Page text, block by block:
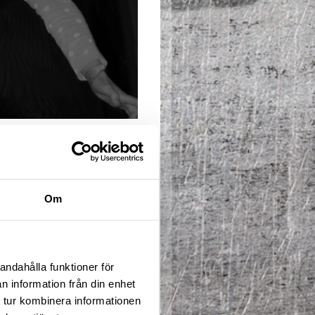
Om
funktioner för
information från din enhet
kombinera informationen
välkomnas alla
av träningsnivå.
slut 16:00. Observera att